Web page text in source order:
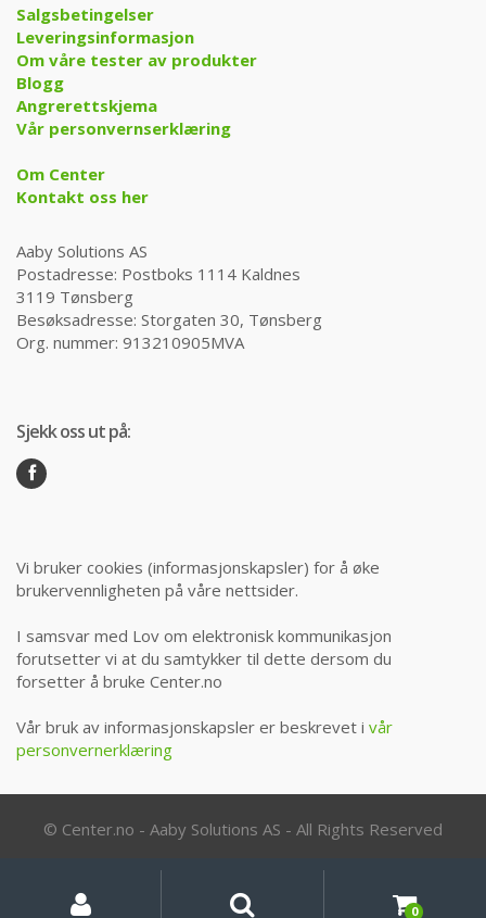
Salgsbetingelser
Leveringsinformasjon
Om våre tester av produkter
Blogg
Angrerettskjema
Vår personvernserklæring
Om Center
Kontakt oss her
Aaby Solutions AS
Postadresse: Postboks 1114 Kaldnes
3119 Tønsberg
Besøksadresse: Storgaten 30, Tønsberg
Org. nummer: 913210905MVA
Sjekk oss ut på:
Vi bruker cookies (informasjonskapsler) for å øke
brukervennligheten på våre nettsider.
I samsvar med Lov om elektronisk kommunikasjon
forutsetter vi at du samtykker til dette dersom du
forsetter å bruke Center.no
Vår bruk av informasjonskapsler er beskrevet i vår
personvernerklæring
© Center.no - Aaby Solutions AS - All Rights Reserved
konto
0